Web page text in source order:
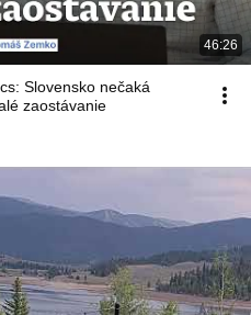
46:26
Slovensko nečaká
zaostávanie